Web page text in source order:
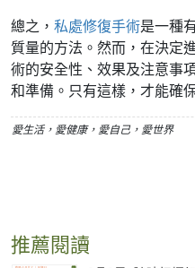
總之， 私處修復手術是一種
質量的方法。然而，在決定
術的安全性、效果及注意事
和準備。只有這樣，才能確
愛生活，愛健康，愛自己，愛世界
推薦閱讀